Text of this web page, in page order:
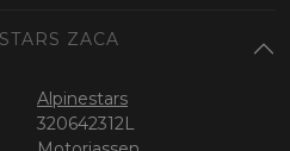
ZACA
Alpinestars
320642312L